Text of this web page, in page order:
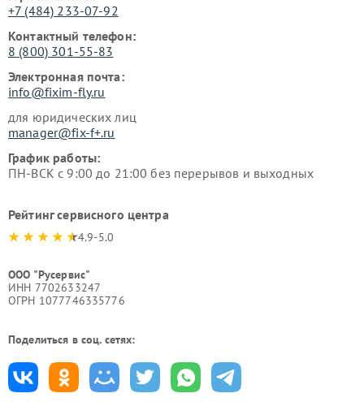
+7 (484) 233-07-92
Контактный телефон:
8 (800) 301-55-83
Электронная почта:
info@fixim-fly.ru
для юридических лиц
manager@fix-f+.ru
График работы:
ПН-ВСК с 9:00 до 21:00 без перерывов и выходных
Рейтинг сервисного центра
4.9-5.0
ООО "Русервис"
ИНН 7702633247
ОГРН 1077746335776
Поделиться в соц. сетях: